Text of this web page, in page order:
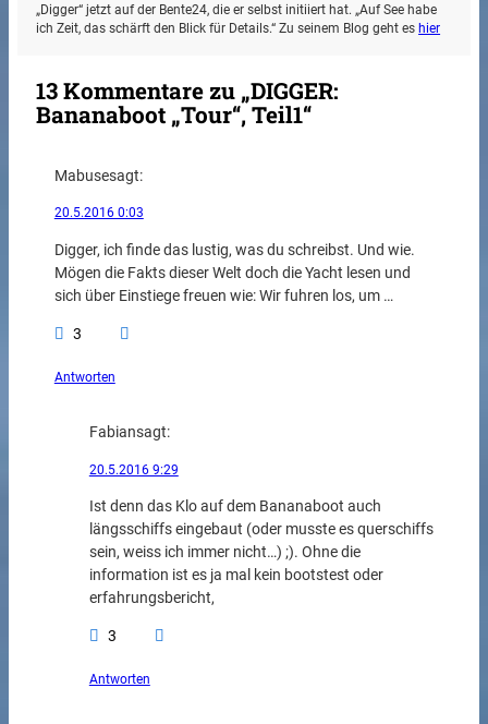
„Digger“ jetzt auf der Bente24, die er selbst initiiert hat. „Auf See habe
ich Zeit, das schärft den Blick für Details.“ Zu seinem Blog geht eshier
13 Kommentare zu „DIGGER:
Bananaboot „Tour“, Teil1“
Mabusesagt:
20.5.2016 0:03
Digger, ich finde das lustig, was du schreibst. Und wie.
Mögen die Fakts dieser Welt doch die Yacht lesen und
sich über Einstiege freuen wie: Wir fuhren los, um …
3
Antworten
Fabiansagt:
20.5.2016 9:29
Ist denn das Klo auf dem Bananaboot auch
längsschiffs eingebaut (oder musste es querschiffs
sein, weiss ich immer nicht…) ;). Ohne die
information ist es ja mal kein bootstest oder
erfahrungsbericht,
3
Antworten